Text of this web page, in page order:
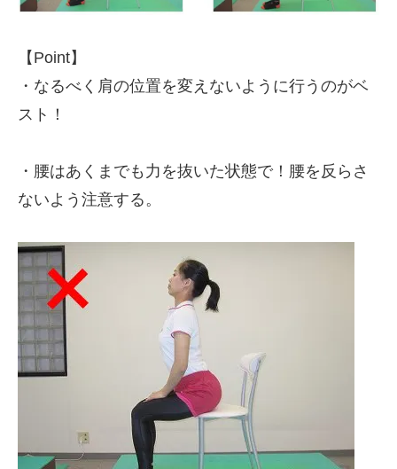
【Point】
・なるべく肩の位置を変えないように行うのがベ
スト！
・腰はあくまでも力を抜いた状態で！腰を反らさ
ないよう注意する。